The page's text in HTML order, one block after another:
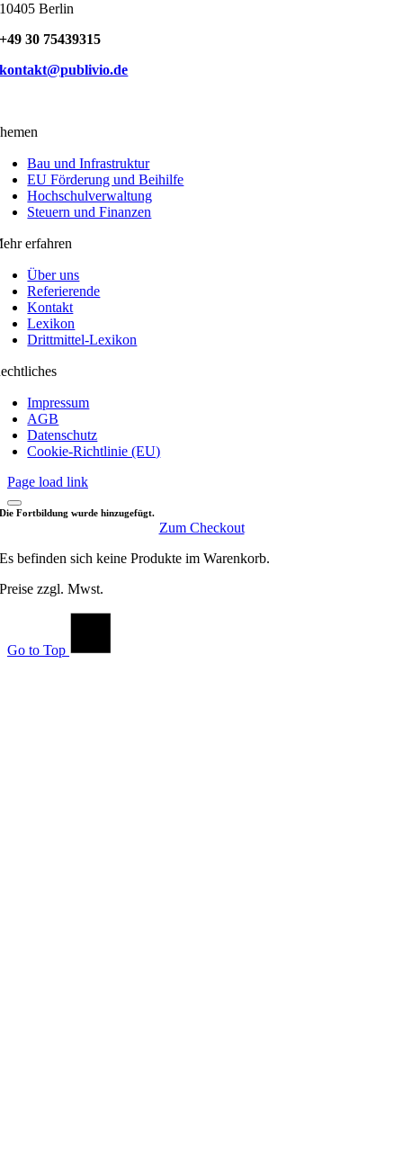
10405 Berlin
+49 30 75439315
kontakt@publivio.de
Bau und Infrastruktur
EU Förderung und Beihilfe
Hochschulverwaltung
Steuern und Finanzen
erfahren
Über uns
Referierende
Kontakt
Lexikon
Drittmittel-Lexikon
Impressum
AGB
Datenschutz
Cookie-Richtlinie (EU)
Page load link
Die Fortbildung wurde hinzugefügt.
Zum Checkout
Es befinden sich keine Produkte im Warenkorb.
Preise zzgl. Mwst.
Go to Top